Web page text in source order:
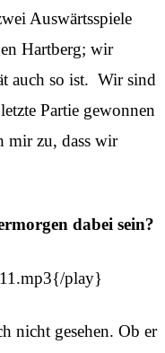
Auswärtsspiele
Hartberg; wir
auch so ist. Wir sind
Partie gewonnen
mir zu, dass wir
dabei sein?
play}
nicht gesehen. Ob er